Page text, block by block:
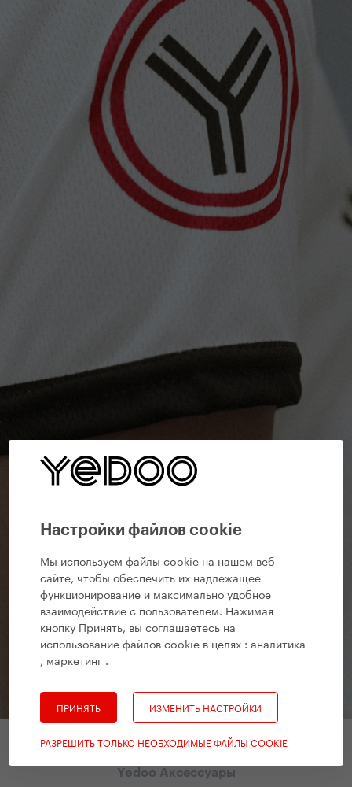
Настройки файлов cookie
Мы используем файлы cookie на нашем веб-
сайте, чтобы обеспечить их надлежащее
функционирование и максимально удобное
взаимодействие с пользователем. Нажимая
кнопку Принять, вы соглашаетесь на
использование файлов cookie в целях :аналитика
, маркетинг .
ПРИНЯТЬ ИЗМЕНИТЬ НАСТРОЙКИ
РАЗРЕШИТЬ ТОЛЬКО НЕОБХОДИМЫЕ ФАЙЛЫ COOKIE
Yedoo Аксессуары